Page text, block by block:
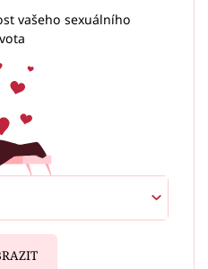
vašeho sexuálního